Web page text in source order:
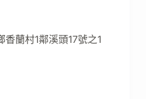
蘭村1鄰溪頭17號之1